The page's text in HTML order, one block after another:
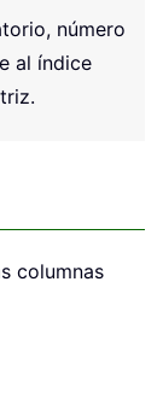
número
al índice
columnas